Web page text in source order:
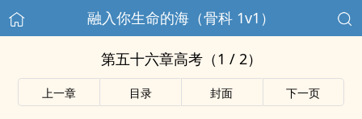
融入你生命的海（骨科 1v1）
第五十六章高考（1 / 2）
上一章 目录 封面 下一页